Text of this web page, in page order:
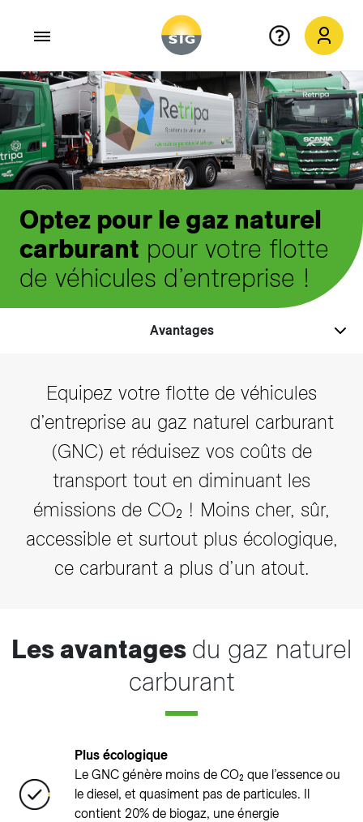
Aller au contenu principal
Optez pour le gaz naturel
carburant pour votre flotte
de véhicules d’entreprise !
Avantages
Equipez votre flotte de véhicules
d’entreprise au gaz naturel carburant
(GNC) et réduisez vos coûts de
transport tout en diminuant les
émissions de CO₂ ! Moins cher, sûr,
accessible et surtout plus écologique,
ce carburant a plus d’un atout.
Les avantages du gaz naturel
carburant
Plus écologique
Le GNC génère moins de CO₂ que l’essence ou
le diesel, et quasiment pas de particules. Il
contient 20% de biogaz, une énergie